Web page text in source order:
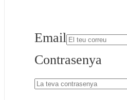
Email
Contrasenya